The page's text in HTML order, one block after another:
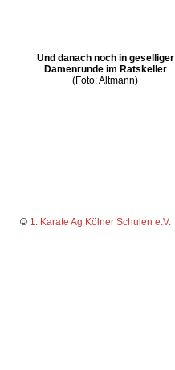
Und danach noch in geselliger
Damenrunde im Ratskeller
(Foto: Altmann)
© 1. Karate Ag Kölner Schulen e.V.